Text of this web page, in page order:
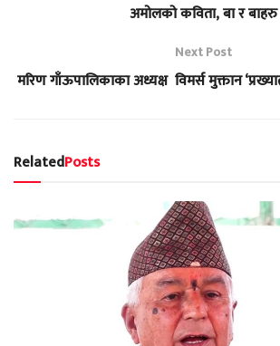
अमोलको कविता, बा र बाहरु
Next Post
मरिण गाँऊपालिकाका अध्यक्ष विमर्स मुक्तान
RelatedPosts